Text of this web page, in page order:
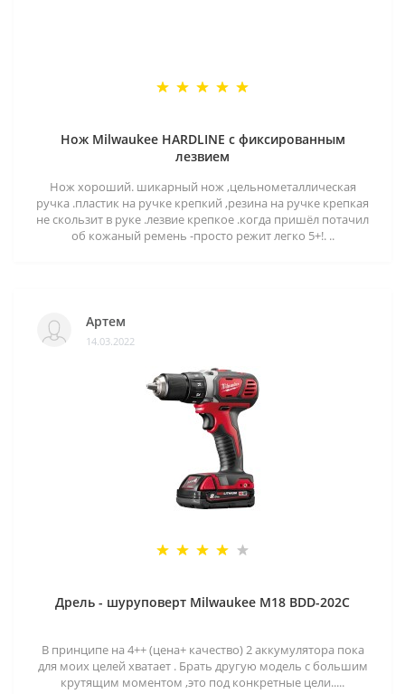
Нож Milwaukee HARDLINE с фиксированным
лезвием
Нож хороший. шикарный нож ,цельнометаллическая
ручка .пластик на ручке крепкий ,резина на ручке крепкая
не скользит в руке .лезвие крепкое .когда пришёл потачил
об кожаный ремень -просто режит легко 5+!. ..
Артем
14.03.2022
Дрель - шуруповерт Milwaukee M18 BDD-202C
В принципе на 4++ (цена+ качество) 2 аккумулятора пока
для моих целей хватает . Брать другую модель с большим
крутящим моментом ,это под конкретные цели.....